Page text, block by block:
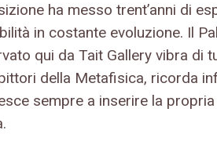
ha messo trent’anni di
in costante evoluzione. Il
qui da Tait Gallery vibra di
della Metafisica, ricorda
sempre a inserire la propria